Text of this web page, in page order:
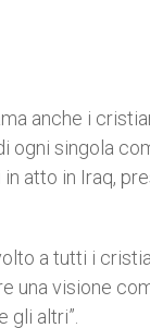
anche i
ogni singola
atto in Iraq,
a tutti i
una visione
gli altri”.